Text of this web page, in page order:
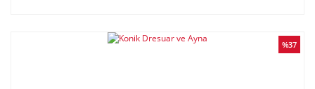
%37